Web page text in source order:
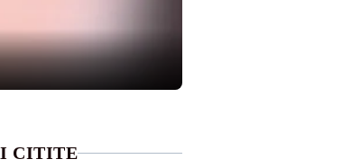
CITITE